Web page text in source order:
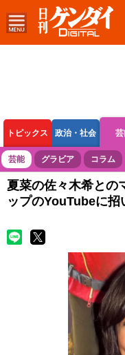
トピックス 政治・社会
ボートレース 競輪 オ
芸能 グラビア コラム
夏菜の佐々木希との
ップのYouTubeに招